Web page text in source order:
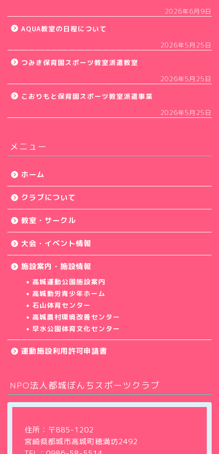
2026年6月9日
AQUA教室の日程について
2026年5月25日
つみき保育園スポーツ教室派遣教室
2026年5月25日
こおりもと保育園スポーツ教室派遣事業
2026年5月25日
メニュー
ホーム
クラブについて
教室・サークル
大会・イベント情報
施設案内・施設情報
高城運動公園施設案内
高城勤労青少年ホーム
石山体育センター
高城農村環境改善センター
早水公園体育文化センター
運動施設利用許可申請書
NPO法人都城ぼんちスポーツクラブ
住所：〒885-1202
宮崎県都城市高城町穂満坊2492
ホーム
教室・サークル